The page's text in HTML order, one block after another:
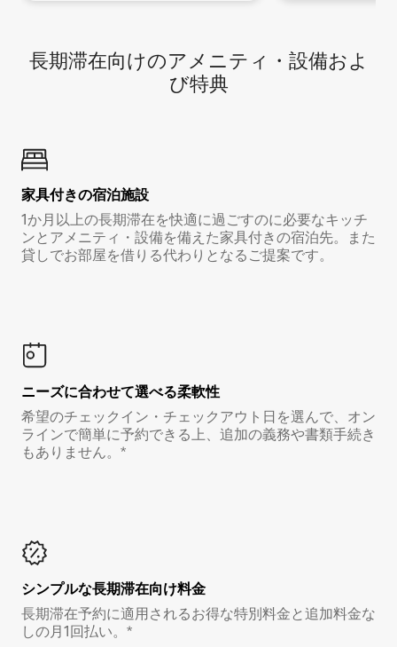
長期滞在向け⁠のア⁠メ⁠ニ⁠テ⁠ィ⁠・設⁠備⁠およ
び特⁠典
家具付き⁠の宿⁠泊⁠施⁠設
1か月以上の長期滞在を快適に過ごすのに必要なキッチ
ンとアメニティ・設備を備えた家具付きの宿泊先。また
貸しでお部屋を借りる代わりとなるご提案です。
ニーズに合わせて選べる柔軟性
希望のチェックイン・チェックアウト日を選んで、オン
ラインで簡単に予約できる上、追加の義務や書類手続き
もありません。*
シンプルな長期滞在向け料金
長期滞在予約に適用されるお得な特別料金と追加料金な
しの月1回払い。*